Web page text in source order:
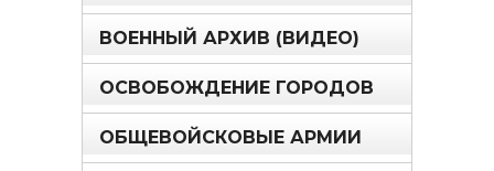
ВОЕННЫЙ АРХИВ (ВИДЕО)
ОСВОБОЖДЕНИЕ ГОРОДОВ
ОБЩЕВОЙСКОВЫЕ АРМИИ